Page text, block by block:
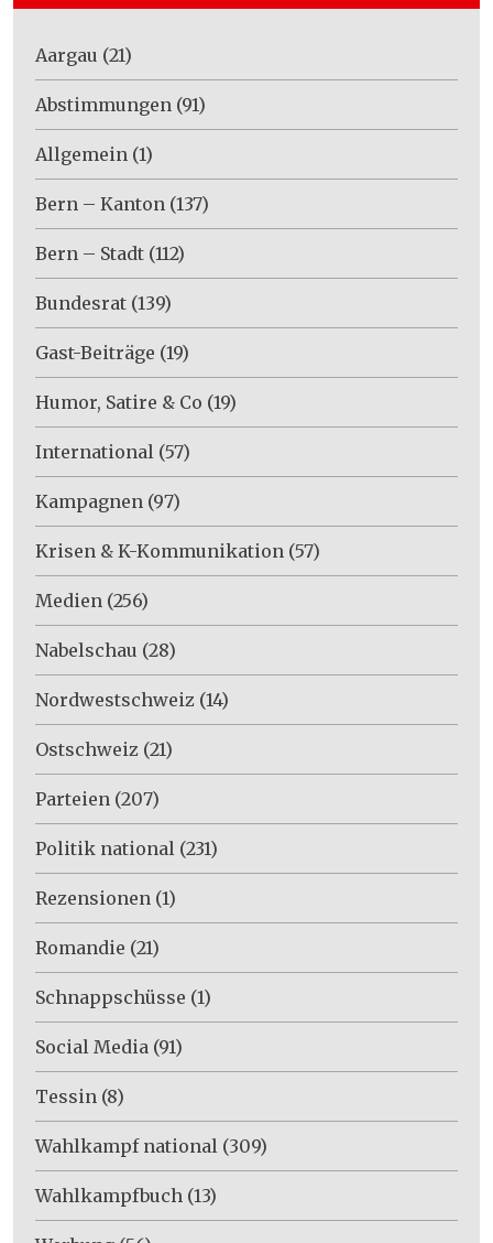
Aargau (21)
Abstimmungen (91)
Allgemein (1)
Bern – Kanton (137)
Bern – Stadt (112)
Bundesrat (139)
Gast-Beiträge (19)
Humor, Satire & Co (19)
International (57)
Kampagnen (97)
Krisen & K-Kommunikation (57)
Medien (256)
Nabelschau (28)
Nordwestschweiz (14)
Ostschweiz (21)
Parteien (207)
Politik national (231)
Rezensionen (1)
Romandie (21)
Schnappschüsse (1)
Social Media (91)
Tessin (8)
Wahlkampf national (309)
Wahlkampfbuch (13)